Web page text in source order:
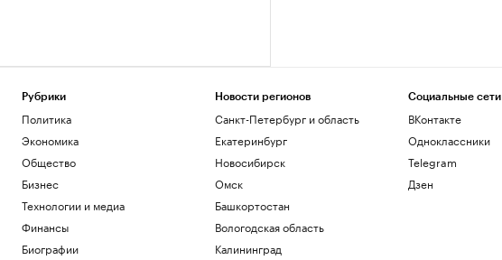
Рубрики
Политика
Экономика
Общество
Бизнес
Технологии и медиа
Финансы
Биографии
Новости регионов
Санкт-Петербург и область
Екатеринбург
Новосибирск
Омск
Башкортостан
Вологодская область
Калининград
Социальные сети
ВКонтакте
Одноклассники
Telegram
Дзен